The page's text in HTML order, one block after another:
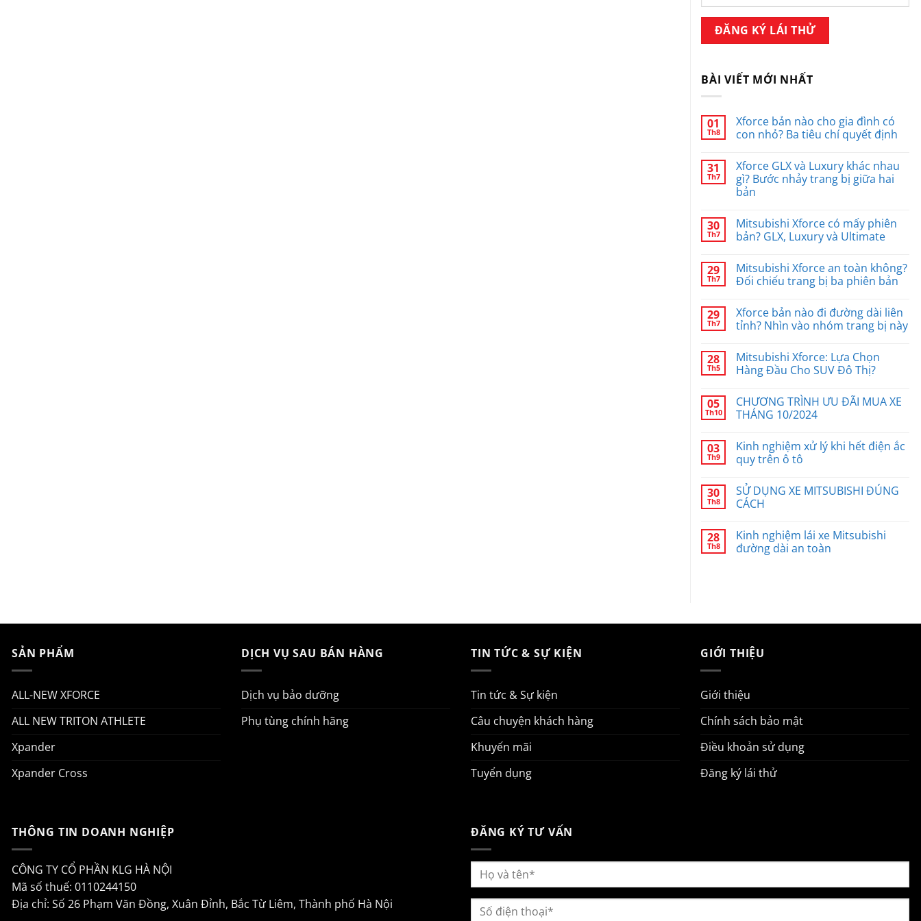
BÀI VIẾT MỚI NHẤT
01
Th8
Xforce bản nào cho gia đình có
con nhỏ? Ba tiêu chí quyết định
31
Th7
Xforce GLX và Luxury khác nhau
gì? Bước nhảy trang bị giữa hai
bản
30
Th7
Mitsubishi Xforce có mấy phiên
bản? GLX, Luxury và Ultimate
29
Th7
Mitsubishi Xforce an toàn không?
Đối chiếu trang bị ba phiên bản
29
Th7
Xforce bản nào đi đường dài liên
tỉnh? Nhìn vào nhóm trang bị này
28
Th5
Mitsubishi Xforce: Lựa Chọn
Hàng Đầu Cho SUV Đô Thị?
05
Th10
CHƯƠNG TRÌNH ƯU ĐÃI MUA XE
THÁNG 10/2024
03
Th9
Kinh nghiệm xử lý khi hết điện ắc
quy trên ô tô
30
Th8
SỬ DỤNG XE MITSUBISHI ĐÚNG
CÁCH
28
Th8
Kinh nghiệm lái xe Mitsubishi
đường dài an toàn
SẢN PHẨM
ALL-NEW XFORCE
ALL NEW TRITON ATHLETE
Xpander
Xpander Cross
DỊCH VỤ SAU BÁN HÀNG
Dịch vụ bảo dưỡng
Phụ tùng chính hãng
TIN TỨC & SỰ KIỆN
Tin tức & Sự kiện
Câu chuyện khách hàng
Khuyến mãi
Tuyển dụng
GIỚI THIỆU
Giới thiệu
Chính sách bảo mật
Điều khoản sử dụng
Đăng ký lái thử
THÔNG TIN DOANH NGHIỆP
CÔNG TY CỔ PHẦN KLG HÀ NỘI
Mã số thuế: 0110244150
Địa chỉ: Số 26 Phạm Văn Đồng, Xuân Đỉnh, Bắc Từ Liêm, Thành phố Hà Nội
ĐĂNG KÝ TƯ VẤN